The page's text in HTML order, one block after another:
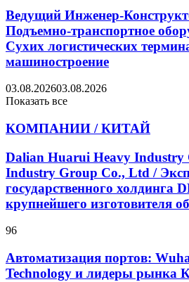
Ведущий Инженер-
Подъемно-транспортное
Сухих логистических
машиностроение
03.08.202603.08.2026
Показать все
КОМПАНИИ / КИТАЙ
Dalian Huarui Heavy Industry
Industry Group Co., Ltd /
государственного холдинга
крупнейшего изготовителя
96
Автоматизация портов:
Technology и лидеры рынка